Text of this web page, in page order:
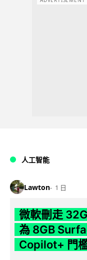
人工智能
Lawton 1 日
微軟刪走
為 8GB
Copilot+ 門